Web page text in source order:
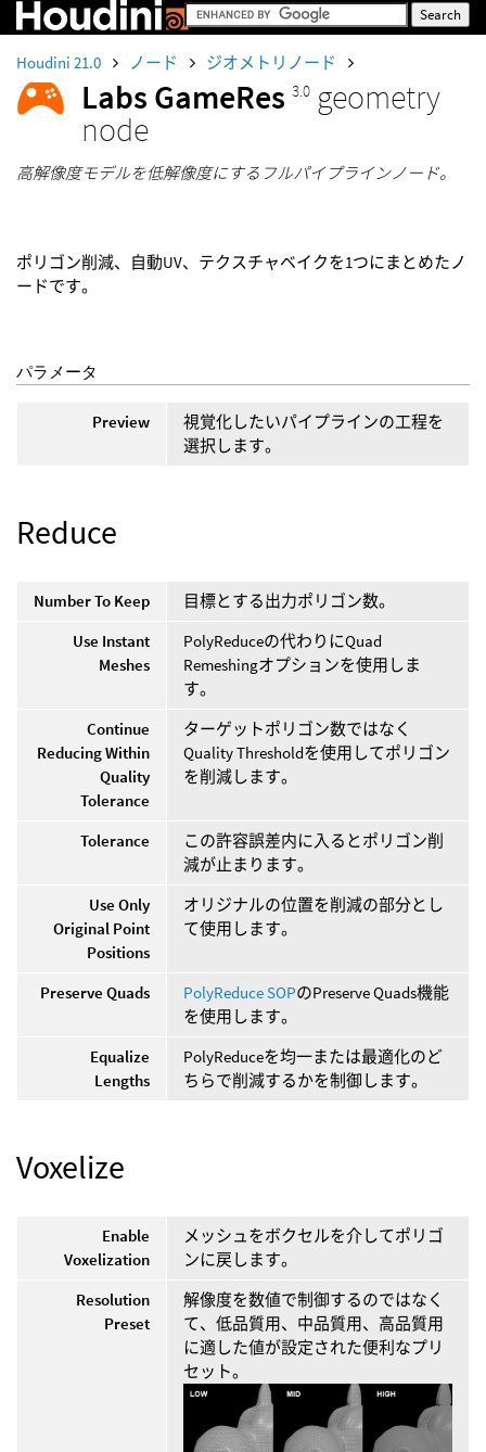
Houdini 21.0 ノード ジオメトリノード
Labs GameRes 3.0 geometry
node
高解像度モデルを低解像度にするフルパイプラインノード。
ポリゴン削減、自動UV、テクスチャベイクを1つにまとめたノ
ードです。
パラメータ
Preview
視覚化したいパイプラインの工程を
選択します。
Reduce
Number To Keep
目標とする出力ポリゴン数。
Use Instant
Meshes
PolyReduceの代わりにQuad
Remeshingオプションを使用しま
す。
Continue
Reducing Within
Quality
Tolerance
ターゲットポリゴン数ではなく
Quality Thresholdを使用してポリゴン
を削減します。
Tolerance
この許容誤差内に入るとポリゴン削
減が止まります。
Use Only
Original Point
Positions
オリジナルの位置を削減の部分とし
て使用します。
Preserve Quads PolyReduce SOPのPreserve Quads機能
を使用します。
Equalize
Lengths
PolyReduceを均一または最適化のど
ちらで削減するかを制御します。
Voxelize
Enable
Voxelization
メッシュをボクセルを介してポリゴ
ンに戻します。
Resolution
Preset
解像度を数値で制御するのではなく
て、低品質用、中品質用、高品質用
に適した値が設定された便利なプリ
セット。